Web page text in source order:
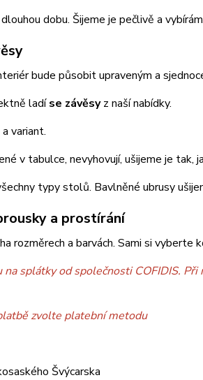
dobu. Šijeme je pečlivě a
bude působit upraveným a
ladíse závěsyz naší nabídky.
variant.
v tabulce, nevyhovují, ušijeme je tak,
typy stolů. Bavlněné ubrusy
a prostírání
rozměrech a barvách. Sami si vyberte
splátky od společnosti COFIDIS.
zvolte platební metodu
Švýcarska